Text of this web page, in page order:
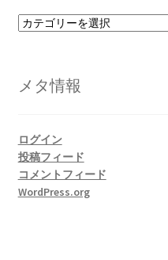
カ
ー
メタ情報
ログイン
投稿フィード
コメントフィード
WordPress.org